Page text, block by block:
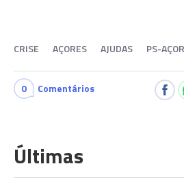
CRISE AÇORES AJUDAS PS-
0 Comentários
Últimas